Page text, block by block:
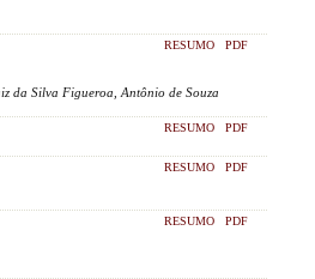
RESUMO PDF
da Silva Figueroa, Antônio de Souza
RESUMO PDF
RESUMO PDF
RESUMO PDF